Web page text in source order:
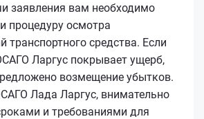
заявления вам необходимо
процедуру осмотра
транспортного средства. Если
Ларгус покрывает ущерб,
возмещение убытков.
Лада Ларгус, внимательно
и требованиями для